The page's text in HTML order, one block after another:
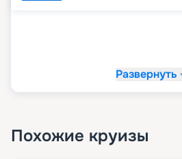
Развернуть
Похожие круизы